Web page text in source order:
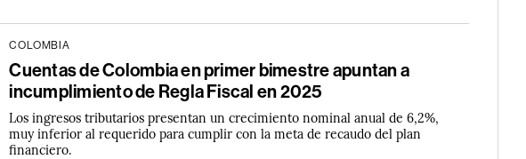
COLOMBIA
Cuentas de Colombia en primer bimestre apuntan a
incumplimiento de Regla Fiscal en 2025
Los ingresos tributarios presentan un crecimiento nominal anual de 6,2%,
muy inferior al requerido para cumplir con la meta de recaudo del plan
financiero.